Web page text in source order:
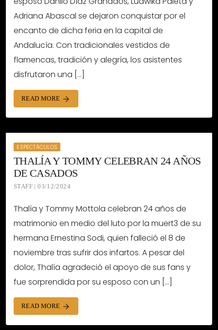
Adriana Abascal se dejaron conquistar por el
encanto de dicha feria en la capital de
Andalucía. Con tradicionales vestidos de
flamencas, tradición y alegría, los asistentes
disfrutaron una […]
READ MORE arrow_forward
ESPECTÁCULOS
THALÍA Y TOMMY CELEBRAN 24 AÑOS
DE CASADOS
STAFF | 03/12/2024
Thalía y Tommy Mottola celebran 24 años de
matrimonio en medio del luto por la muert3 de su
hermana Ernestina Sodi, quien falleció el 8 de
noviembre tras sufrir dos infartos. A pesar del
dolor, Thalía agradeció el apoyo de sus fans y
fue sorprendida por su esposo con un […]
READ MORE arrow_forward